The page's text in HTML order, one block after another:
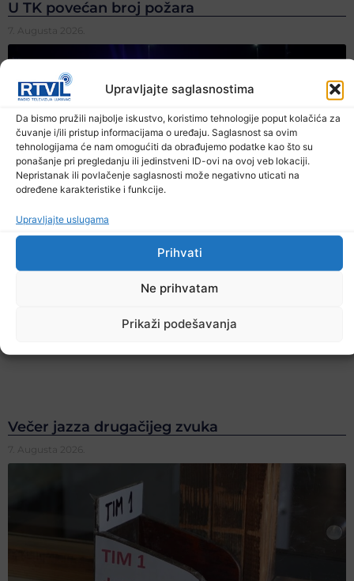
Upravljajte saglasnostima
Da bismo pružili najbolje iskustvo, koristimo tehnologije poput kolačića za
čuvanje i/ili pristup informacijama o uređaju. Saglasnost sa ovim
tehnologijama će nam omogućiti da obrađujemo podatke kao što su
ponašanje pri pregledanju ili jedinstveni ID-ovi na ovoj veb lokaciji.
Nepristanak ili povlačenje saglasnosti može negativno uticati na
određene karakteristike i funkcije.
Upravljajte uslugama
Prihvati
Ne prihvatam
Prikaži podešavanja
U TK povećan broj požara
7. Augusta 2026.
Večer jazza drugačijeg zvuka
7. Augusta 2026.